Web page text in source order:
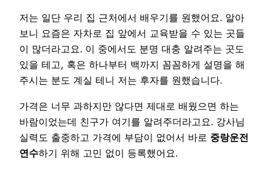
저는 일단 우리 집 근처에서 배우기를 원했어요. 알아
보니 요즘은 자차로 집 앞에서 교육받을 수 있는 곳들
이 많더라고요. 이 중에서도 분명 대충 알려주는 곳도
있을 테고, 혹은 하나부터 백까지 꼼꼼하게 설명을 해
주시는 분도 계실 테니 저는 후자를 원했습니다.
가격은 너무 과하지만 않다면 제대로 배웠으면 하는
바람이었는데 친구가 여기를 알려주더라고요. 강사님
실력도 출중하고 가격에 부담이 없어서 바로 중랑운전
연수하기 위해 고민 없이 등록했어요.